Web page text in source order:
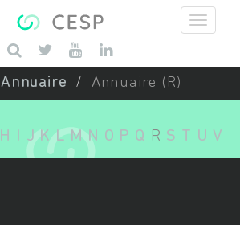
Saisissez vos mots-clés
Annuaire Annuaire (R)
H J K L M N O P Q R S T U V